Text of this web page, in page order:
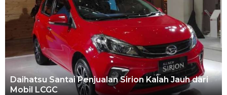
Daihatsu Santai Penjualan Sirion Kalah Jauh dari
Mobil LCGC